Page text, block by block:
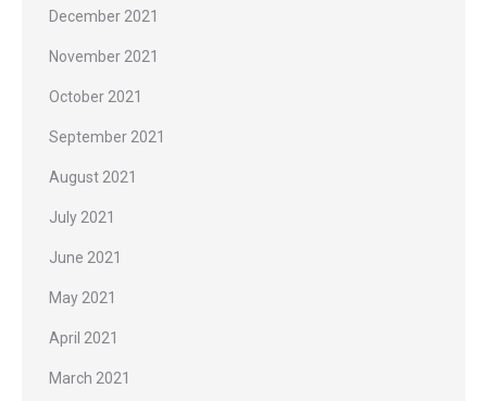
December 2021
November 2021
October 2021
September 2021
August 2021
July 2021
June 2021
May 2021
April 2021
March 2021